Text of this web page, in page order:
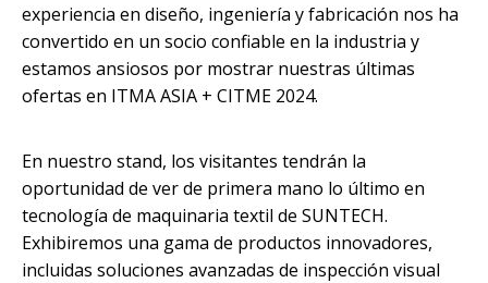
experiencia en diseño, ingeniería y fabricación nos ha
convertido en un socio confiable en la industria y
estamos ansiosos por mostrar nuestras últimas
ofertas en ITMA ASIA + CITME 2024.
En nuestro stand, los visitantes tendrán la
oportunidad de ver de primera mano lo último en
tecnología de maquinaria textil de SUNTECH.
Exhibiremos una gama de productos innovadores,
incluidas soluciones avanzadas de inspección visual